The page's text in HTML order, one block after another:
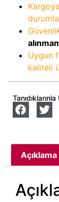
Uygun
kaliteli
Açıklama